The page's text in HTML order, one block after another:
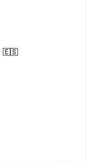
🇪🇸